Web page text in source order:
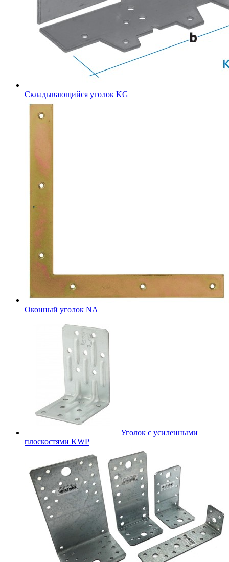
Складывающийся уголок KG
Оконный уголок NA
Уголок с усиленными
плоскостями KWP